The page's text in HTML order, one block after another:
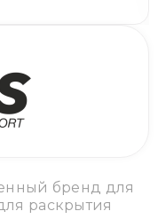
бренд для
раскрытия